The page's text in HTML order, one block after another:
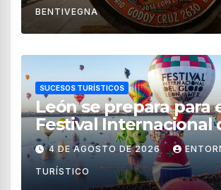
BENTIVEGNA
SUCESOS TURÍSTICOS
León se prepara para
Festival Internacional
Globo 2026 con pilotos
países
4 DE AGOSTO DE 2026
TURÍSTICO